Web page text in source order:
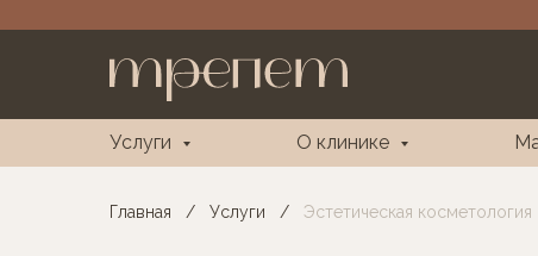
Услуги О клинике
Главная / Услуги / Эстетическая косметология